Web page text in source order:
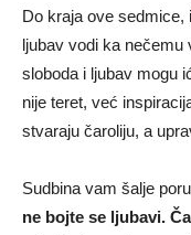
Do kraja ove sedmice,
ljubav vodi ka nečemu
sloboda i ljubav mogu
nije teret, već
stvaraju čaroliju, a
Sudbina vam šalje
ne bojte se ljubavi.